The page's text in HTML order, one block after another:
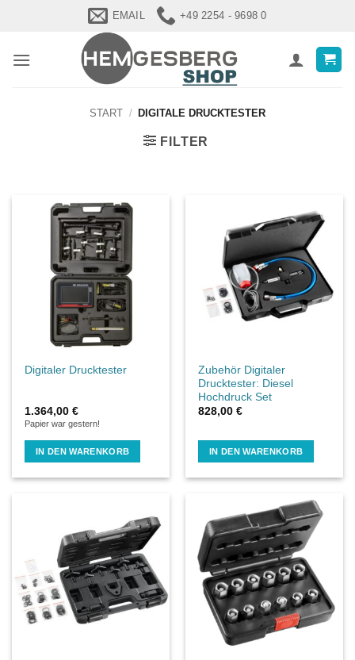
EMAIL +49 2254 - 9698 0
START / DIGITALE DRUCKTESTER
FILTER
Digitaler Drucktester
1.364,00€
Papier war gestern!
IN DEN WARENKORB
Zubehör Digitaler
Drucktester: Diesel
Hochdruck Set
828,00€
IN DEN WARENKORB